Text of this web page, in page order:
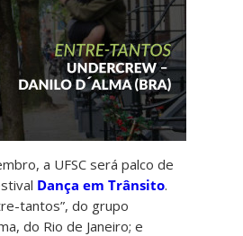
a UFSC será palco de
Dança em Trânsito.
tantos”, do grupo
do Rio de Janeiro; e